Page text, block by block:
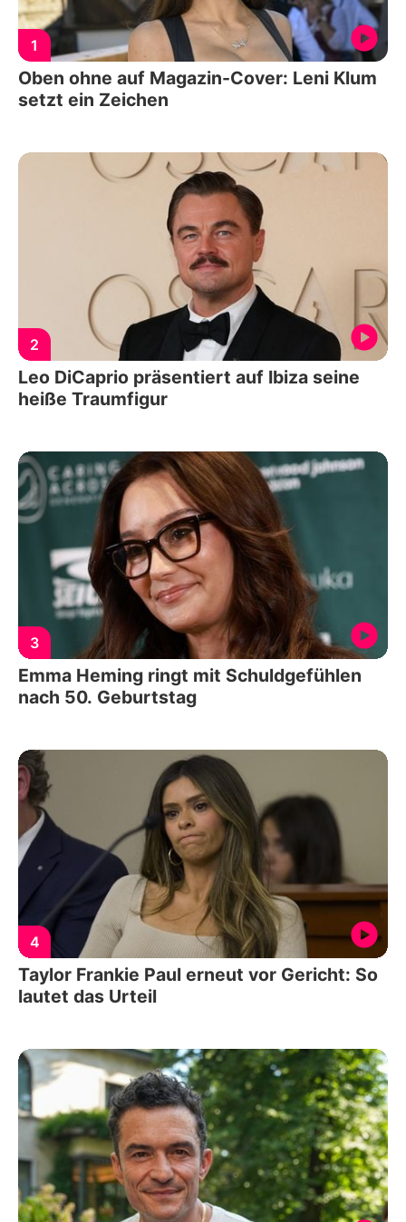
1
Oben ohne auf Magazin-Cover: Leni Klum
setzt ein Zeichen
2
Leo DiCaprio präsentiert auf Ibiza seine
heiße Traumfigur
3
Emma Heming ringt mit Schuldgefühlen
nach 50. Geburtstag
4
Taylor Frankie Paul erneut vor Gericht: So
lautet das Urteil